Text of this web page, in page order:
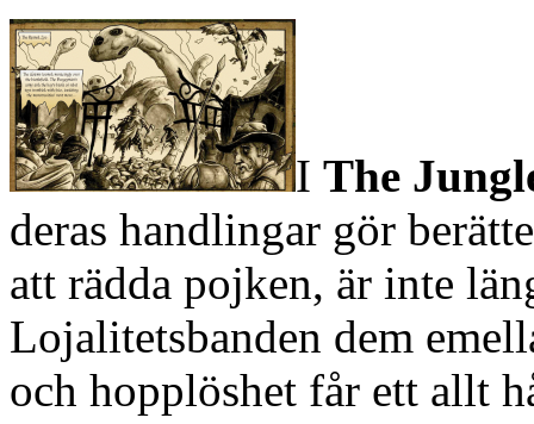
I The
deras handlingar gör
att rädda pojken, är inte
Lojalitetsbanden dem
och hopplöshet får ett allt